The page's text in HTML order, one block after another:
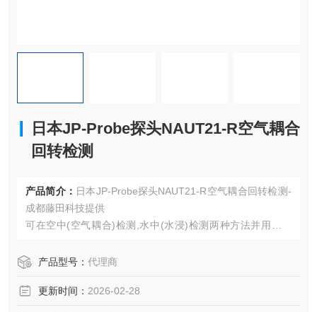
日本JP-Probe探头NAUT21-R空气耦合
回转检测
产品简介： 日本JP-Probe探头NAUT21-R空气耦合回转检测-
成都藤田科技提供
可在空中(空气耦合)检测,水中(水浸)检测两种方法并用的样
的平面信息)、再用水浸检测法更详细的检测(可确定缺陷的空
产品型号： 代理商
更新时间： 2026-02-28